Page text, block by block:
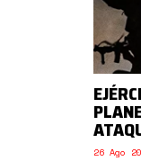
26 Ago